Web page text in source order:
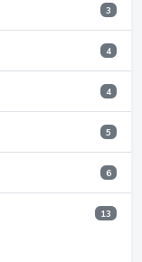
3
4
4
5
6
13